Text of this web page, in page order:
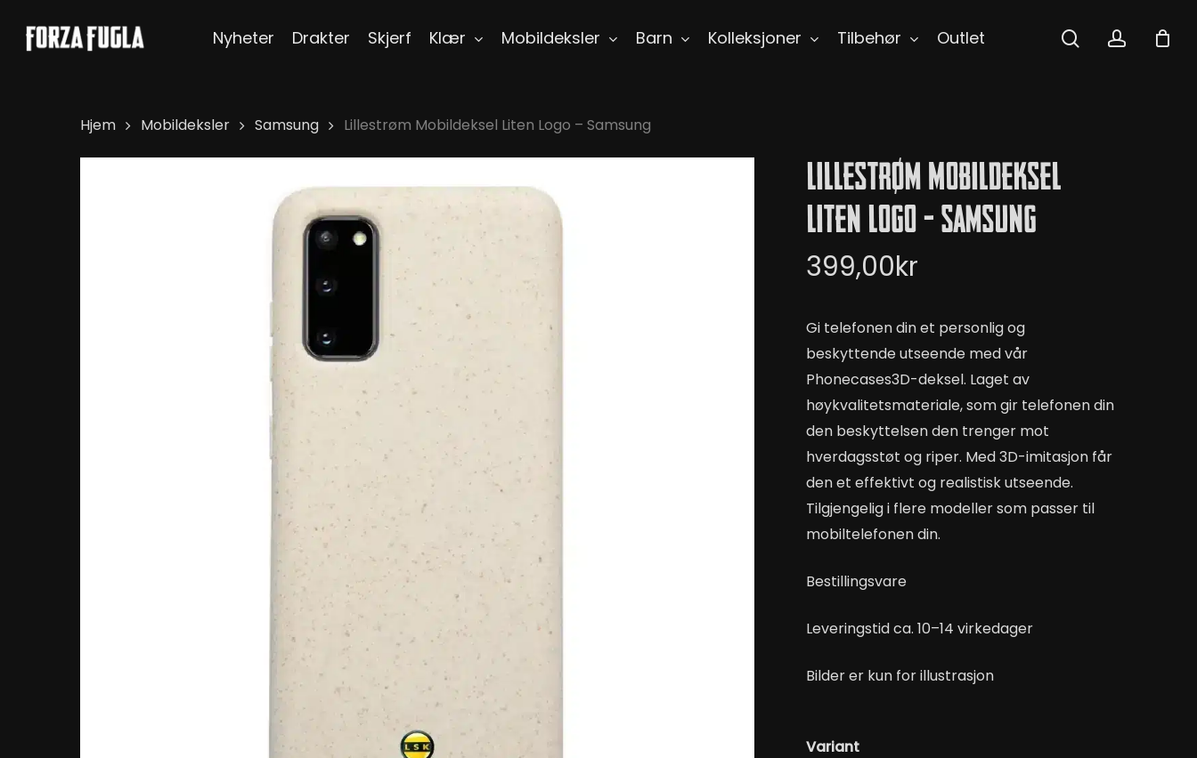
Nyheter Drakter Skjerf Klær Mobildeksler Barn Kolleksjoner Tilbehør Outlet search
Hjem Mobildeksler Samsung Lillestrøm Mobildeksel Liten Logo – Samsung
Lillestrøm Mobildeksel
Liten Logo – Samsung
399,00kr
Gi telefonen din et personlig og
beskyttende utseende med vår
Phonecases3D-deksel. Laget av
høykvalitetsmateriale, som gir telefonen din
den beskyttelsen den trenger mot
hverdagsstøt og riper. Med 3D-imitasjon får
den et effektivt og realistisk utseende.
Tilgjengelig i flere modeller som passer til
mobiltelefonen din.
Bestillingsvare
Leveringstid ca. 10–14 virkedager
Bilder er kun for illustrasjon
Variant